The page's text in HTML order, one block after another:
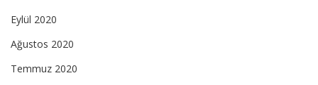
Eylül 2020
Ağustos 2020
Temmuz 2020